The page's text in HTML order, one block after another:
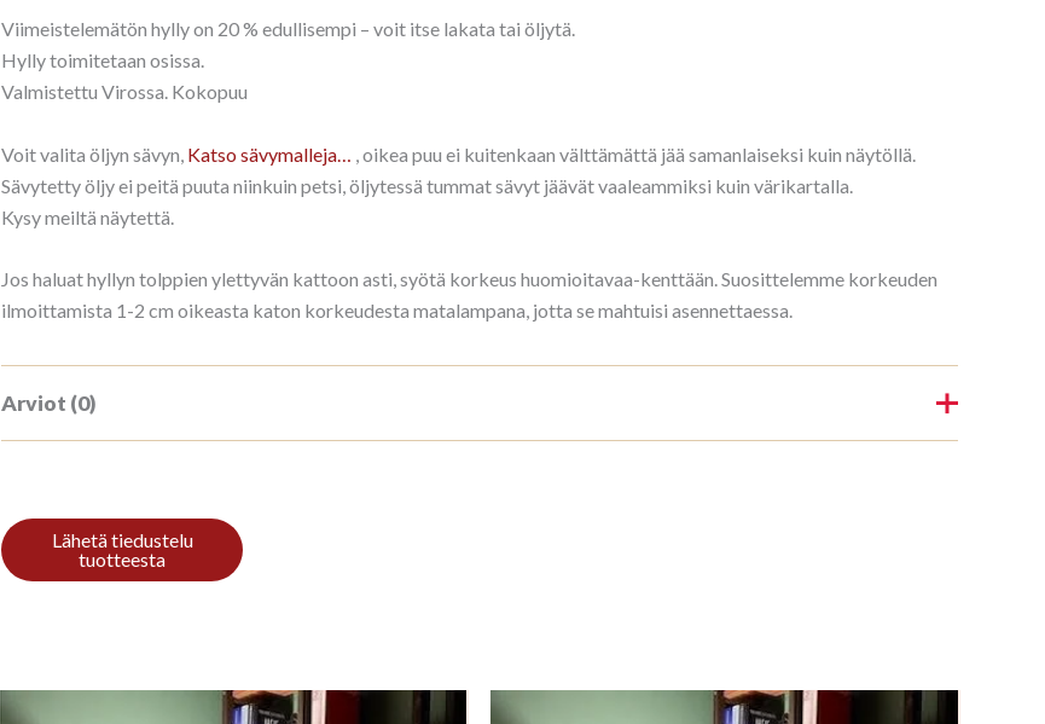
Viimeistelemätön hylly on 20 % edullisempi – voit itse lakata tai öljytä.
Hylly toimitetaan osissa.
Valmistettu Virossa. Kokopuu
Voit valita öljyn sävyn, Katso sävymalleja…
, oikea puu ei kuitenkaan välttämättä jää samanlaiseksi kuin näytöllä.
Sävytetty öljy ei peitä puuta niinkuin petsi, öljytessä tummat sävyt jäävät vaaleammiksi kuin värikartalla.
Kysy meiltä näytettä.
Jos haluat hyllyn tolppien ylettyvän kattoon asti, syötä korkeus huomioitavaa-kenttään. Suosittelemme korkeuden
ilmoittamista 1-2 cm oikeasta katon korkeudesta matalampana, jotta se mahtuisi asennettaessa.
Arviot (0)
Kirjoita ensimmäinen arvio tuotteelle “Kirjahylly 3/7 208x140cm Mahagon”